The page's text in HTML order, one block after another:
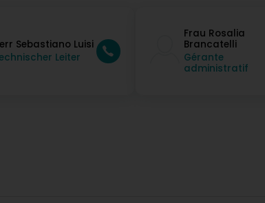
Sebastiano Luisi
Leiter
Frau Rosalia
Brancatelli
Gérante
administratif